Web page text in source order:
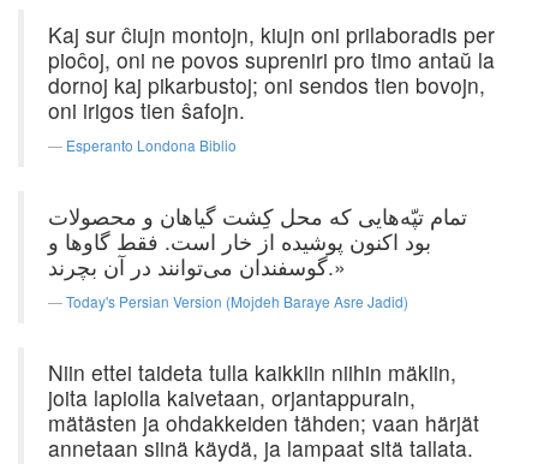
Kaj sur ĉiujn montojn, kiujn oni prilaboradis per
pioĉoj, oni ne povos supreniri pro timo antaŭ la
dornoj kaj pikarbustoj; oni sendos tien bovojn,
oni irigos tien ŝafojn.
Esperanto Londona Biblio
تمام تپّه‌هایی که محل کِشت گیاهان و محصولات
بود اکنون پوشیده از خار است. فقط گاوها و
گوسفندان می‌توانند در آن بچرند.»
Today's Persian Version (Mojdeh Baraye Asre Jadid)
Niin ettei taideta tulla kaikkiin niihin mäkiin,
joita lapiolla kaivetaan, orjantappurain,
mätästen ja ohdakkeiden tähden; vaan härjät
annetaan siinä käydä, ja lampaat sitä tallata.